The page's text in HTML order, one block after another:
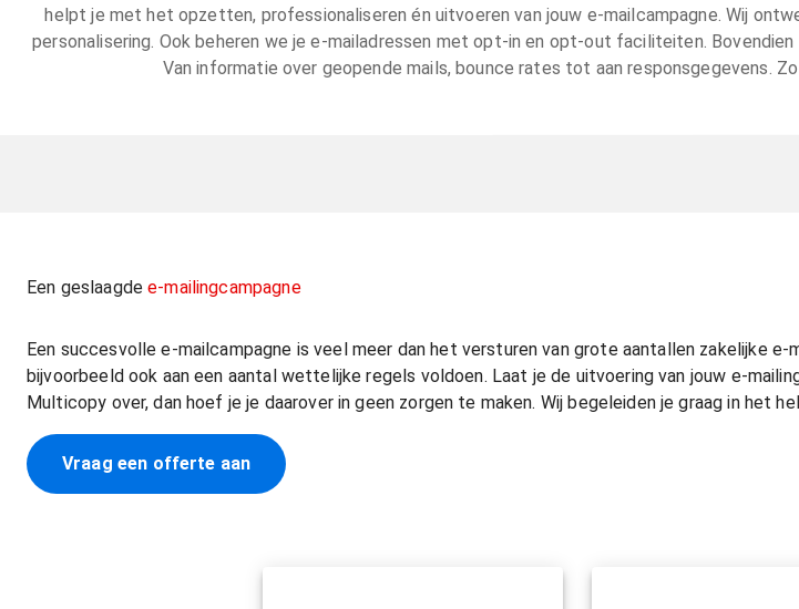
helpt je met het opzetten, professionaliseren én uitvoeren van jouw e-mailcampagne. Wij
personalisering. Ook beheren we je e-mailadressen met opt-in en opt-out faciliteiten.
Van informatie over geopende mails, bounce rates tot aan responsgegevens.
Een geslaagdee-mailingcampagne
Een succesvolle e-mailcampagne is veel meer dan het versturen van grote aantallen zakelijke e-
bijvoorbeeld ook aan een aantal wettelijke regels voldoen. Laat je de uitvoering van jouw e-
Multicopy over, dan hoef je je daarover in geen zorgen te maken. Wij begeleiden je graag in het
Vraag een offerte aan